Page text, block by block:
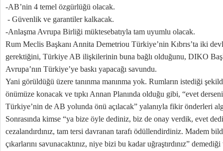
-AB’nin 4 temel özgürlüğü olacak.
- Güvenlik ve garantiler kalkacak.
-Anlaşma Avrupa Birliği müktesebatıyla tam uyumlu olacak.
Rum Meclis Başkanı Annita Demetriou Türkiye’nin Kıbrıs’ta iki
gerektiğini, Türkiye AB ilişkilerinin buna bağlı olduğunu, DIKO
Avrupa’nın Türkiye’ye baskı yapacağı savundu.
Yani görüldüğü üzere tanınma manınma yok. Rumların istediği
önümüze konacak ve tıpkı Annan Planında olduğu gibi, “evet
Türkiye’nin de AB yolunda önü açılacak” yalanıyla fikir önderleri
Sonrasında kimse “ya bize öyle dediniz, biz de onay verdik, evet
cezalandırdınız, tam tersi davranan tarafı ödüllendirdiniz. Madem
çıkarlarını savunacaktınız, niye bizi bu kadar uğraştırdınız”